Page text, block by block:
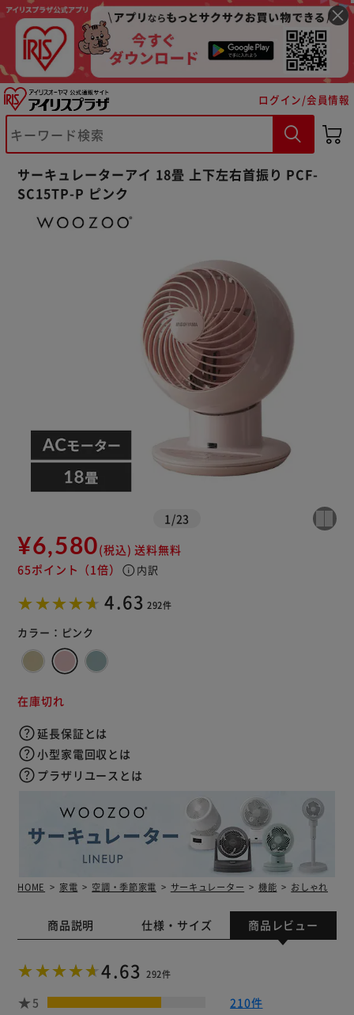
ログイン/会員情報
サーキュレーターアイ 18畳 上下左右首振り PCF-
SC15TP-P ピンク
1 /23
¥6,580(税込) 送料無料
65ポイント （1倍） info 内訳
4.63 292件
カラー： ピンク
在庫切れ
延長保証とは
小型家電回収とは
プラザリユースとは
HOME 家電 空調・季節家電 サーキュレーター 機能 おしゃれ
商品説明 仕様・サイズ 商品レビュー
4.63 292件
5
210件
※ご確認ください
カートに入れる